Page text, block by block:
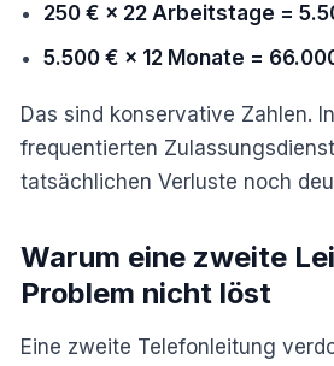
250 € × 22 Arbeitstage =
5.500 € × 12 Monate =
Das sind konservative Zahlen.
frequentierten
tatsächlichen Verluste noch
Warum eine zweite
Problem nicht löst
Eine zweite Telefonleitung